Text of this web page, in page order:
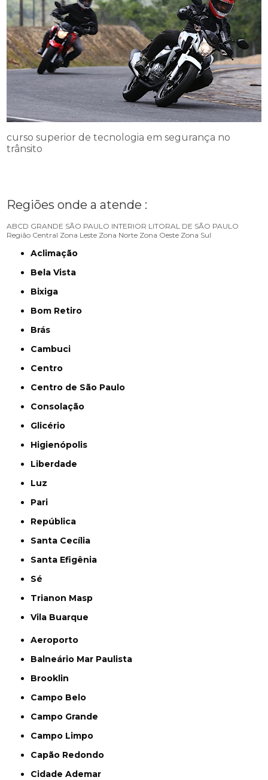
curso superior de tecnologia em segurança no
trânsito
Regiões onde a atende :
ABCD GRANDE SÃO PAULO INTERIOR LITORAL DE SÃO PAULO
Região Central Zona Leste Zona Norte Zona Oeste Zona Sul
Aclimação
Bela Vista
Bixiga
Bom Retiro
Brás
Cambuci
Centro
Centro de São Paulo
Consolação
Glicério
Higienópolis
Liberdade
Luz
Pari
República
Santa Cecília
Santa Efigênia
Sé
Trianon Masp
Vila Buarque
Aeroporto
Balneário Mar Paulista
Brooklin
Campo Belo
Campo Grande
Campo Limpo
Capão Redondo
Cidade Ademar